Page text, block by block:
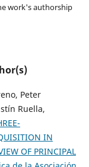
work's authorship
Peter
Ruella,
IN
OF PRINCIPAL